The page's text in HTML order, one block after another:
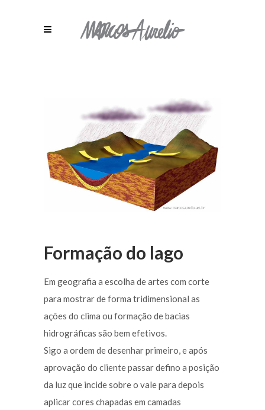
Formação do lago
Em geografia a escolha de artes com corte
para mostrar de forma tridimensional as
ações do clima ou formação de bacias
hidrográficas são bem efetivos.
Sigo a ordem de desenhar primeiro, e após
aprovação do cliente passar defino a posição
da luz que incide sobre o vale para depois
aplicar cores chapadas em camadas